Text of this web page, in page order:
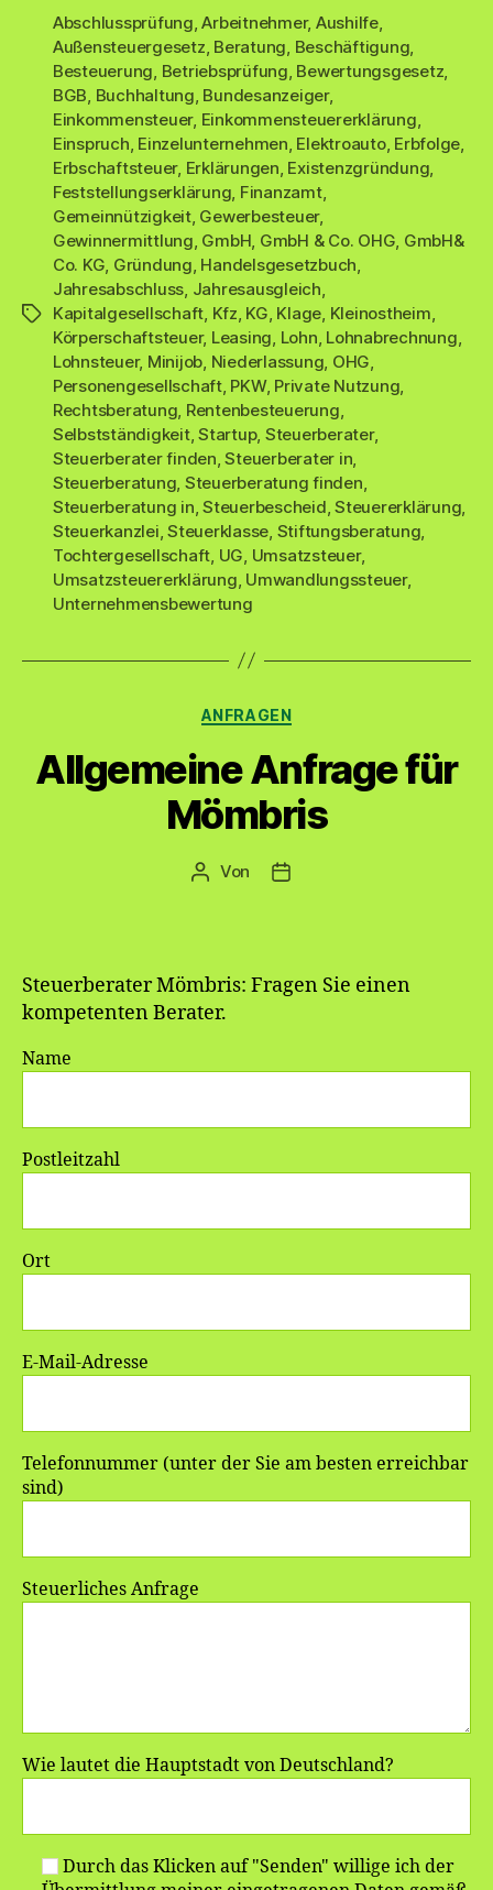
Schlagwörter
Abschlussprüfung ,Arbeitnehmer, Aushilfe,
Außensteuergesetz Beratung Beschäftigung
Besteuerung Betriebsprüfung Bewertungsgesetz
BGB Buchhaltung Bundesanzeiger,
Einkommensteuer, Einkommensteuererklärung
Einspruch Einzelunternehmen Elektroauto, Erbfolge
Erbschaftsteuer, Erklärungen Existenzgründung
Feststellungserklärung Finanzamt,
Gemeinnützigkeit, Gewerbesteuer,
Gewinnermittlung GmbH GmbH & Co. OHG GmbH&
Co. KG Gründung Handelsgesetzbuch
Jahresabschluss Jahresausgleich
Kapitalgesellschaft Kfz KG Klage Kleinostheim
Körperschaftsteuer, Leasing Lohn Lohnabrechnung
Lohnsteuer, Minijob Niederlassung OHG
Personengesellschaft, PKW, Private Nutzung
Rechtsberatung Rentenbesteuerung
Selbstständigkeit,Startup, Steuerberater,
Steuerberater finden ,Steuerberater in
Steuerberatung Steuerberatung finden
Steuerberatung in ,Steuerbescheid ,Steuererklärung
Steuerkanzlei ,Steuerklasse Stiftungsberatung
Tochtergesellschaft UG Umsatzsteuer,
Umsatzsteuererklärung Umwandlungssteuer,
Unternehmensbewertung
Kategorien
ANFRAGEN
Allgemeine Anfrage für
Mömbris
Beitragsautor
Von Veröffentlichungsdatum
Steuerberater Mömbris: Fragen Sie einen
kompetenten Berater.
Name
Postleitzahl
Ort
E-Mail-Adresse
Telefonnummer (unter der Sie am besten erreichbar
sind)
Steuerliches Anfrage
Wie lautet die Hauptstadt von Deutschland?
Durch das Klicken auf "Senden" willige ich der